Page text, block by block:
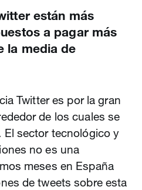
están más
a pagar más
la media de
Twitter es por la gran
de los cuales se
El sector tecnológico y
no es una
meses en España
de tweets sobre esta